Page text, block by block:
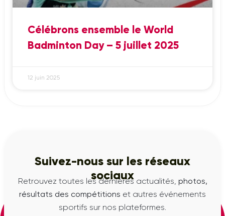
Célébrons ensemble le World
Badminton Day – 5 juillet 2025
12 juin 2025
Suivez-nous sur les réseaux
sociaux
Retrouvez toutes les dernières actualités, photos,
résultats des compétitions et autres événements
sportifs sur nos plateformes.